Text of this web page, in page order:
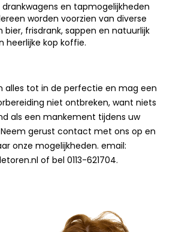
en tapmogelijkheden
worden voorzien van diverse
bier, frisdrank, sappen en natuurlijk
heerlijke kop koffie.
alles tot in de perfectie en mag een
niet ontbreken, want niets
als een mankement tijdens uw
gerust contact met ons op en
onze mogelijkheden. email:
of bel 0113-621704.